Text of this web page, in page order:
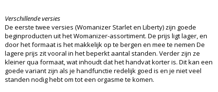
Verschillende versies
De eerste twee versies (Womanizer Starlet en Liberty) zijn goede
beginproducten uit het Womanizer-assortiment. De prijs ligt lager, en
door het formaat is het makkelijk op te bergen en mee te nemen De
lagere prijs zit vooral in het beperkt aantal standen. Verder zijn ze
kleiner qua formaat, wat inhoudt dat het handvat korter is. Dit kan een
goede variant zijn als je handfunctie redelijk goed is en je niet veel
standen nodig hebt om tot een orgasme te komen.